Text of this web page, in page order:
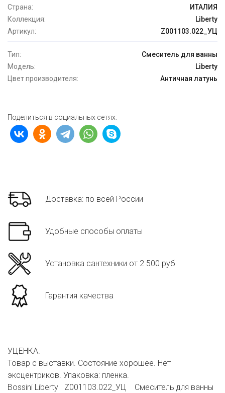
Страна:
ИТАЛИЯ
Коллекция:
Liberty
Артикул:
Z001103.022_УЦ
Тип:
Смеситель для ванны
Модель:
Liberty
Цвет производителя:
Античная латунь
Поделиться в социальных сетях:
Доставка: по всей России
Удобные способы оплаты
Установка сантехники от 2 500 руб
Гарантия качества
УЦЕНКА.
Товар с выставки. Состояние хорошее. Нет
эксцентриков. Упаковка: пленка.
Bossini Liberty Z001103.022_УЦ Смеситель для ванны